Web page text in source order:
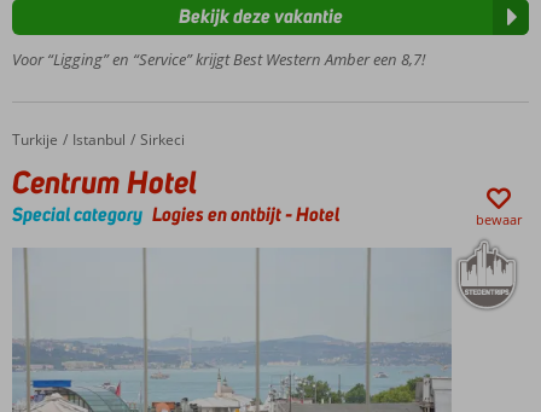
prachtig
uitzicht
over zee
gehele
hotel
wifi
Voor “Ligging” en “Service” krijgt Best Western Amber een 8,7!
Bekijk deze vakantie
Home
Turkije Istanbul Sirkeci
Centrum Hotel
Centrum Hotel
Special category Logies en ontbijt-Hotel bewaar